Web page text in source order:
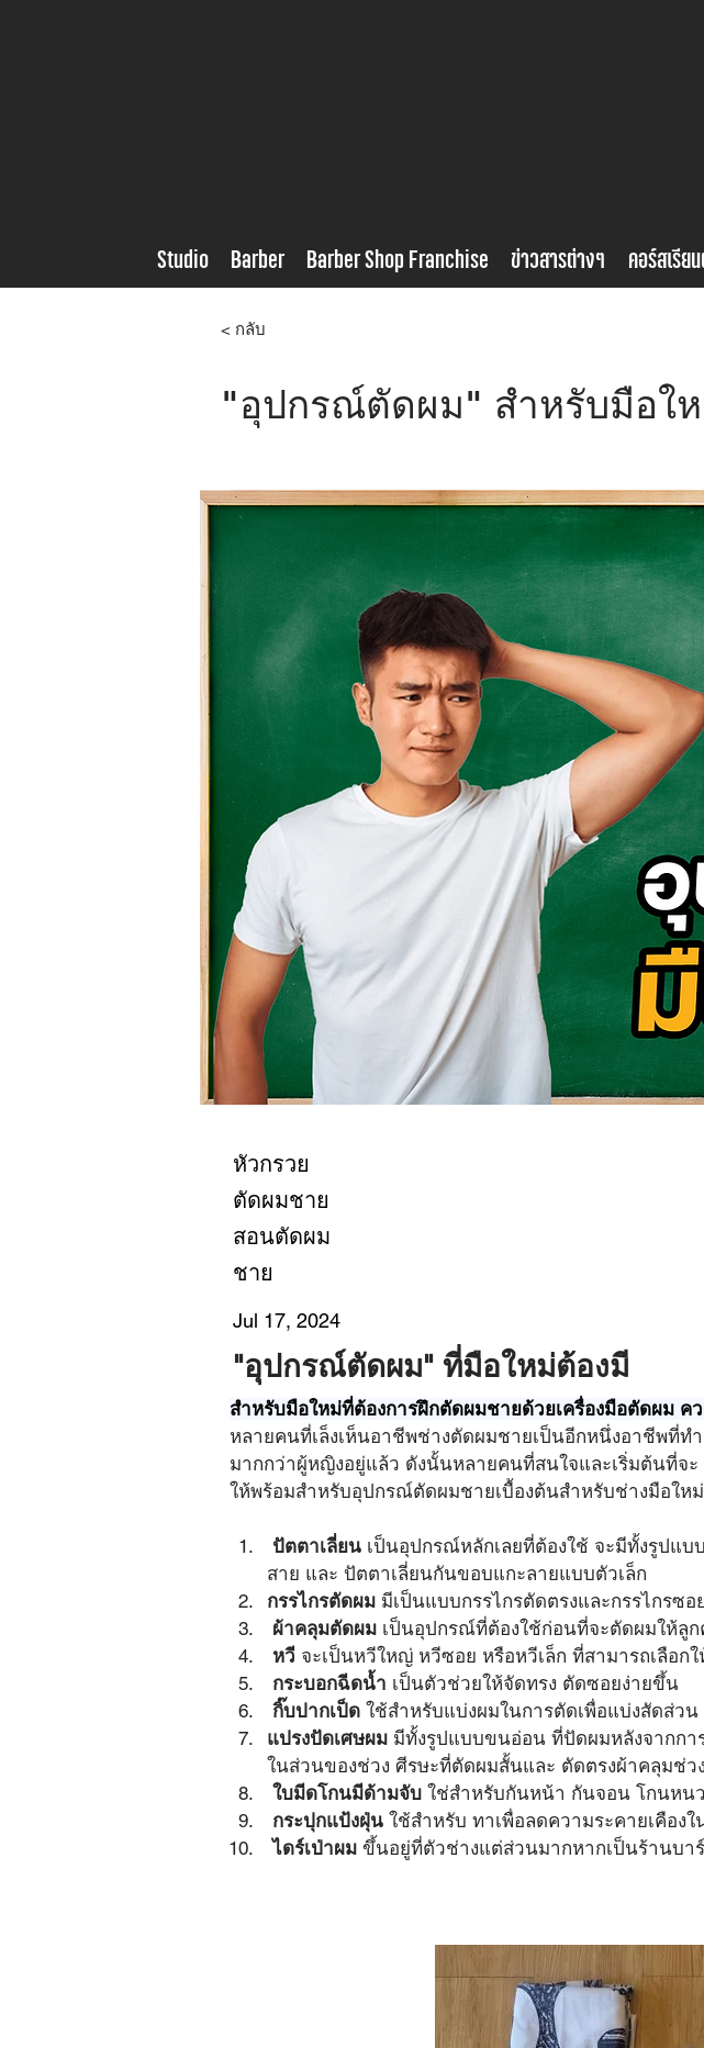
Studio Barber Barber Shop Franchise ข่าวสารต่างๆ คอร์สเรีย
< กลับ
"อุปกรณ์ตัดผม" สำหรับมือใ
หัวกรวย
ตัดผมชาย
สอนตัดผม
ชาย
Jul 17, 2024
"อุปกรณ์ตัดผม" ที่มือใหม่ต้องมี
สำหรับมือใหม่ที่ต้องการฝึกตัดผมชายด้วยเครื่องมือตัดผม ค
หลายคนที่เล็งเห็นอาชีพช่างตัดผมชายเป็นอีกหนึ่งอาชีพที่
มากกว่าผู้หญิงอยู่แล้ว ดังนั้นหลายคนที่สนใจและเริ่มต้นที่จะ
ให้พร้อมสำหรับอุปกรณ์ตัดผมชายเบื้องต้นสำหรับช่างมือให
​ ปัตตาเลี่ยน เป็นอุปกรณ์หลักเลยที่ต้องใช้ จะมีทั้งรูปแ
สาย และ ปัตตาเลี่ยนกันขอบแกะลายแบบตัวเล็ก​
​กรรไกรตัดผม มีเป็นแบบกรรไกรตัดตรงและกรรไกรซ
ผ้าคลุมตัดผม เป็นอุปกรณ์ที่ต้องใช้ก่อนที่จะตัดผมให้ลูก
หวี จะเป็นหวีใหญ่ หวีซอย หรือหวีเล็ก ที่สามารถเลือก
กระบอกฉีดน้ำ เป็นตัวช่วยให้จัดทรง ตัดซอยง่ายขึ้น
กิ๊บปากเป็ด ใช้สำหรับแบ่งผมในการตัดเพื่อแบ่งสัดส่ว
แปรงปัดเศษผม มีทั้งรูปแบบขนอ่อน ที่ปัดผมหลังจากก
ในส่วนของช่วง​ ศีรษะที่ตัดผมสั้นและ ตัดตรงผ้าคลุมช่ว
ใบมีดโกนมีด้ามจับ ใช่สำหรับกันหน้า กันจอน โกนหนว
กระปุกแป้งฝุ่น ใช้สำหรับ ทาเพื่อลดความระคายเคือง
ไดร์เป่าผม ขึ้นอยู่ที่ตัวช่างแต่ส่วนมากหากเป็นร้านบา